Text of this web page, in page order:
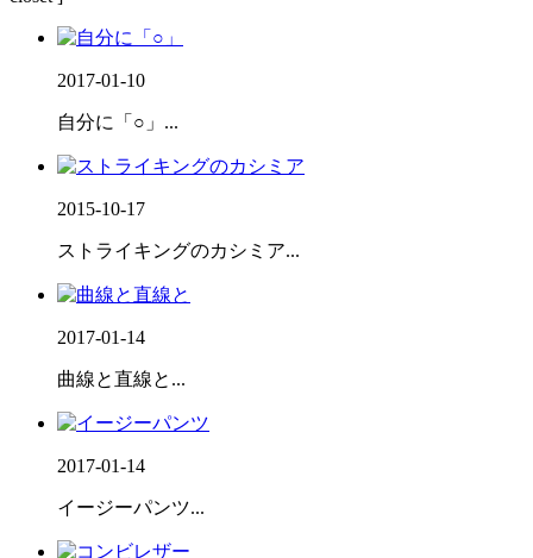
2017-01-10
自分に「○」...
2015-10-17
ストライキングのカシミア...
2017-01-14
曲線と直線と...
2017-01-14
イージーパンツ...